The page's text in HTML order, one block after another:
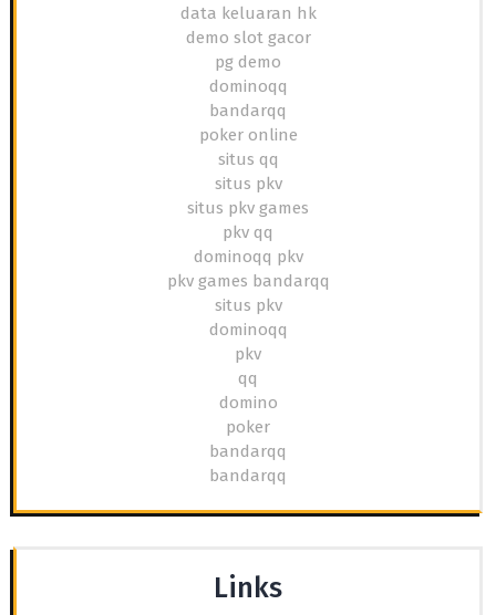
data keluaran hk
demo slot gacor
pg demo
dominoqq
bandarqq
poker online
situs qq
situs pkv
situs pkv games
pkv qq
dominoqq pkv
pkv games bandarqq
situs pkv
dominoqq
pkv
qq
domino
poker
bandarqq
bandarqq
Links